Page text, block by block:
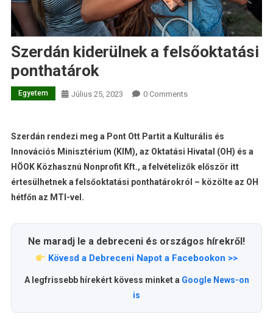
Szerdán kiderülnek a felsőoktatási
ponthatárok
Egyetem Július 25, 2023 0 Comments
Szerdán rendezi meg a Pont Ott Partit a Kulturális és
Innovációs Minisztérium (KIM), az Oktatási Hivatal (OH) és a
HÖOK Közhasznú Nonprofit Kft., a felvételizők először itt
értesülhetnek a felsőoktatási ponthatárokról – közölte az OH
hétfőn az MTI-vel.
Ne maradj le a debreceni és országos hírekről!
Kövesd a Debreceni Napot a Facebookon >>
A legfrissebb hírekért kövess minket a Google News-on
is